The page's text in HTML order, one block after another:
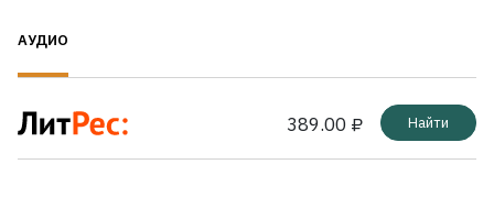
АУДИО
389.00 ₽ Найти